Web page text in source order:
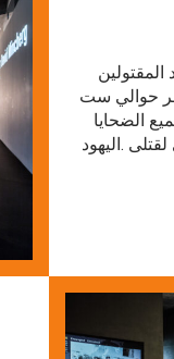
حوالي ست
جميع الضحايا
.اليهود